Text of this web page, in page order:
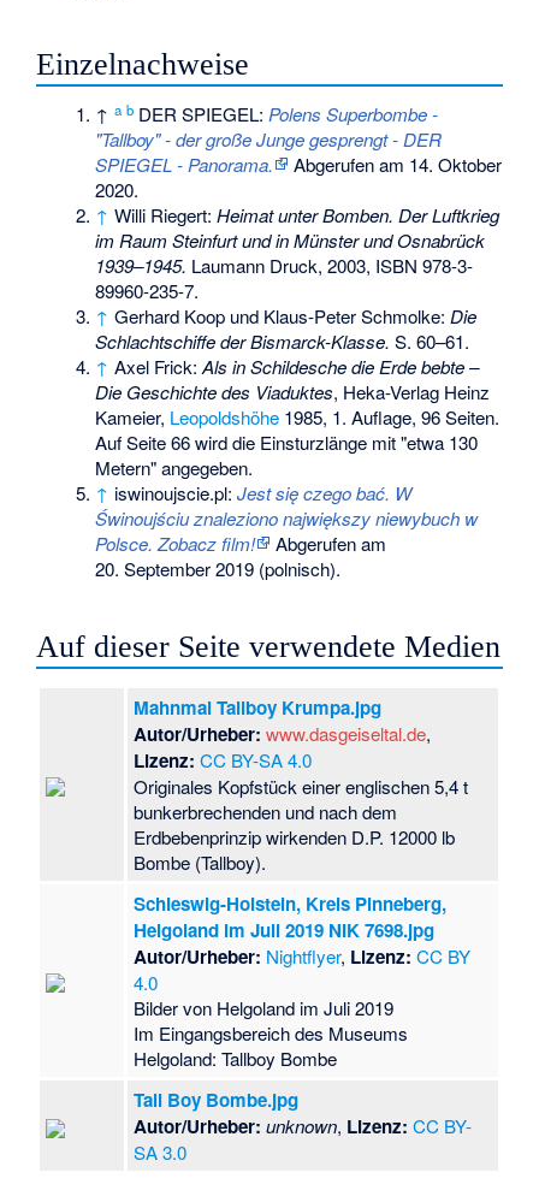
Einzelnachweise
↑a b DER SPIEGEL:Polens Superbombe -
"Tallboy" - der große Junge gesprengt - DER
SPIEGEL - Panorama.
Abgerufen am 14. Oktober
2020.
↑ Willi Riegert:Heimat unter Bomben. Der Luftkrieg
im Raum Steinfurt und in Münster und Osnabrück
1939–1945. Laumann Druck, 2003, ISBN 978-3-
89960-235-7.
↑ Gerhard Koop und Klaus-Peter Schmolke:Die
Schlachtschiffe der Bismarck-Klasse. S. 60–61.
↑ Axel Frick:Als in Schildesche die Erde bebte –
Die Geschichte des Viaduktes, Heka-Verlag Heinz
Kameier, Leopoldshöhe 1985, 1. Auflage, 96 Seiten.
Auf Seite 66 wird die Einsturzlänge mit "etwa 130
Metern" angegeben.
↑ iswinoujscie.pl:Jest się czego bać. W
Świnoujściu znaleziono największy niewybuch w
Polsce. Zobacz film!
Abgerufen am
20. September 2019 (polnisch).
Auf dieser Seite verwendete Medien
Mahnmal Tallboy Krumpa.jpg
Autor/Urheber: www.dasgeiseltal.de,
Lizenz: CC BY-SA 4.0
Originales Kopfstück einer englischen 5,4 t
bunkerbrechenden und nach dem
Erdbebenprinzip wirkenden D.P. 12000 lb
Bombe (Tallboy).
Schleswig-Holstein, Kreis Pinneberg,
Helgoland im Juli 2019 NIK 7698.jpg
Autor/Urheber: Nightflyer, Lizenz: CC BY
4.0
Bilder von Helgoland im Juli 2019
Im Eingangsbereich des Museums
Helgoland: Tallboy Bombe
Tall Boy Bombe.jpg
Autor/Urheber: unknown, Lizenz: CC BY-
SA 3.0